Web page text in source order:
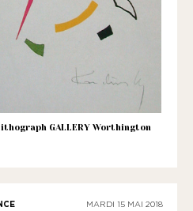
GALLERY Worthington
MARDI 15 MAI 2018